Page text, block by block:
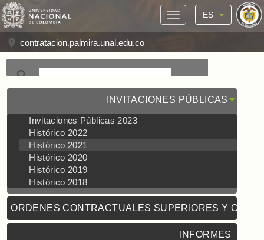
ES
contratacion.palmira.unal.edu.co
INVITACIONES PÚBLICAS
Invitaciones Públicas 2023
Histórico 2022
Histórico 2021
Histórico 2020
Histórico 2019
Histórico 2018
ORDENES CONTRACTUALES SUPERIORES Y
INFORMES